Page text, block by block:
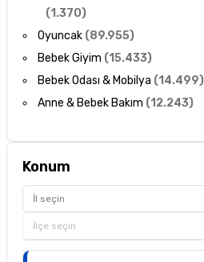
(1.370)
Oyuncak (89.955)
Bebek Giyim (15.433)
Bebek Odası & Mobilya (14.499)
Anne & Bebek Bakım (12.243)
Konum
İl seçin
İlçe seçin